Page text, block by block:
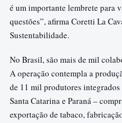
é um importante lembrete para
questões”, afirma Coretti La
Sustentabilidade.
No Brasil, são mais de mil
A operação contempla a
de 11 mil produtores
Santa Catarina e Paraná –
exportação de tabaco,